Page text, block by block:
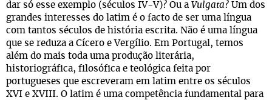
dar só esse exemplo (séculos IV-V)? Ou a Vulgata ? Um dos
grandes interesses do latim é o facto de ser uma língua
com tantos séculos de história escrita. Não é uma língua
que se reduza a Cícero e Vergílio. Em Portugal, temos
além do mais toda uma produção literária,
historiográfica, filosófica e teológica feita por
portugueses que escreveram em latim entre os séculos
XVI e XVIII. O latim é uma competência fundamental para